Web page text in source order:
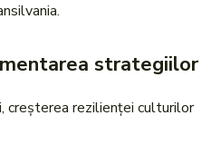
strategiilor
creșterea rezilienței culturilor